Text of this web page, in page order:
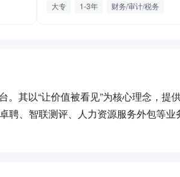
大专 1-3年 财务/审计/税务
其以“让价值被看见”为核心理念，提
聘、智联测评、人力资源服务外包等